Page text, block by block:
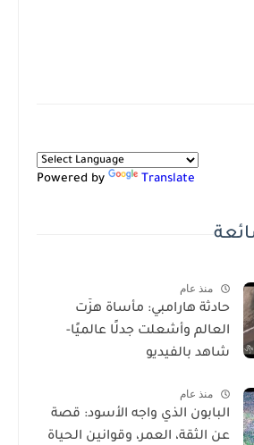
Powered by Translate
منذ عام
حادثة هارامبي: مأساة هزّت
العالم وأشعلت جدلًا عالميًا-
شاهد بالفيديو
منذ عام
البابون الذي واجه الأسود: قصة
عن الثقة، العمر، وقوانين الحياة